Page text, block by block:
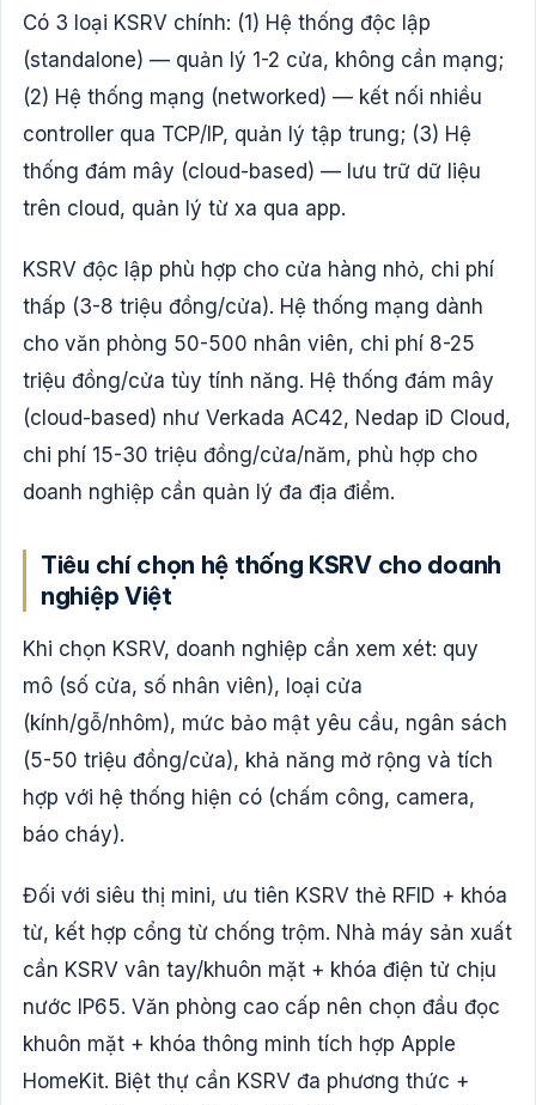
Có 3 loại KSRV chính: (1) Hệ thống độc lập
(standalone) — quản lý 1-2 cửa, không cần mạng;
(2) Hệ thống mạng (networked) — kết nối nhiều
controller qua TCP/IP, quản lý tập trung; (3) Hệ
thống đám mây (cloud-based) — lưu trữ dữ liệu
trên cloud, quản lý từ xa qua app.
KSRV độc lập phù hợp cho cửa hàng nhỏ, chi phí
thấp (3-8 triệu đồng/cửa). Hệ thống mạng dành
cho văn phòng 50-500 nhân viên, chi phí 8-25
triệu đồng/cửa tùy tính năng. Hệ thống đám mây
(cloud-based) như Verkada AC42, Nedap iD Cloud,
chi phí 15-30 triệu đồng/cửa/năm, phù hợp cho
doanh nghiệp cần quản lý đa địa điểm.
Tiêu chí chọn hệ thống KSRV cho doanh
nghiệp Việt
Khi chọn KSRV, doanh nghiệp cần xem xét: quy
mô (số cửa, số nhân viên), loại cửa
(kính/gỗ/nhôm), mức bảo mật yêu cầu, ngân sách
(5-50 triệu đồng/cửa), khả năng mở rộng và tích
hợp với hệ thống hiện có (chấm công, camera,
báo cháy).
Đối với siêu thị mini, ưu tiên KSRV thẻ RFID + khóa
từ, kết hợp cổng từ chống trộm. Nhà máy sản xuất
cần KSRV vân tay/khuôn mặt + khóa điện tử chịu
nước IP65. Văn phòng cao cấp nên chọn đầu đọc
khuôn mặt + khóa thông minh tích hợp Apple
HomeKit. Biệt thự cần KSRV đa phương thức +